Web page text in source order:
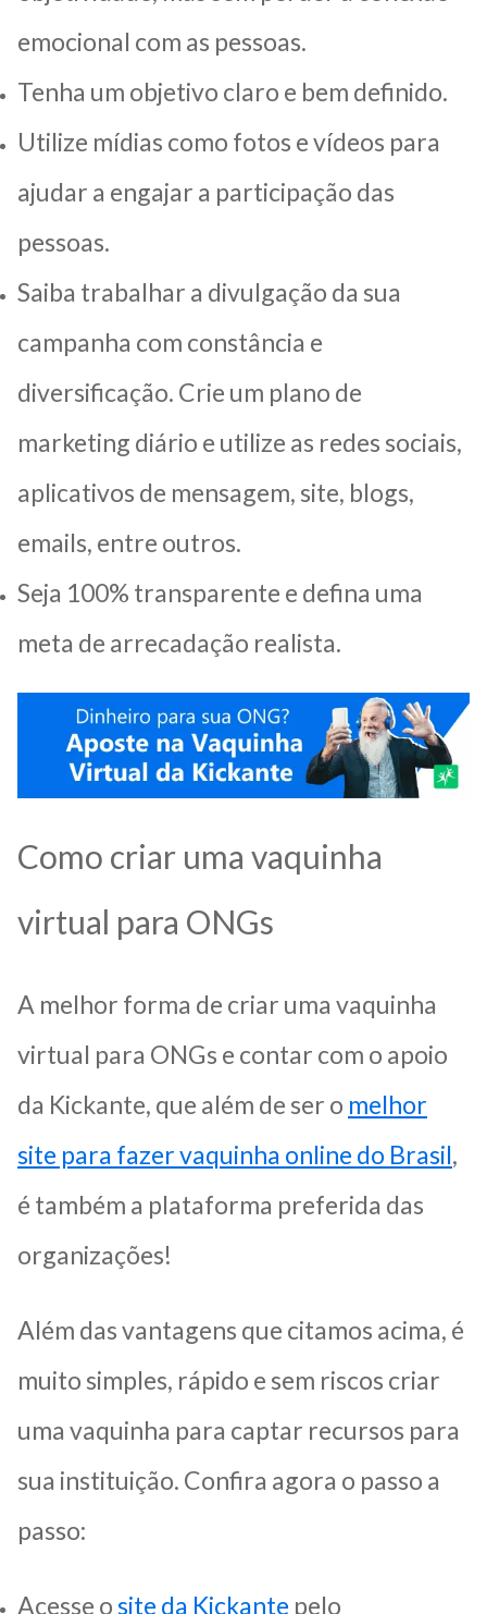
emocional com as pessoas.
Tenha um objetivo claro e bem definido.
Utilize mídias como fotos e vídeos para
ajudar a engajar a participação das
pessoas.
Saiba trabalhar a divulgação da sua
campanha com constância e
diversificação. Crie um plano de
marketing diário e utilize as redes sociais,
aplicativos de mensagem, site, blogs,
emails, entre outros.
Seja 100% transparente e defina uma
meta de arrecadação realista.
Como criar uma vaquinha
virtual para ONGs
A melhor forma de criar uma vaquinha
virtual para ONGs e contar com o apoio
da Kickante, que além de ser o melhor
site para fazer vaquinha online do Brasil,
é também a plataforma preferida das
organizações!
Além das vantagens que citamos acima, é
muito simples, rápido e sem riscos criar
uma vaquinha para captar recursos para
sua instituição. Confira agora o passo a
passo:
Acesse osite da Kickante pelo